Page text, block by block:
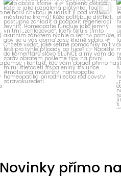
homeopatika.cz
Čvc 5
Novinky přímo